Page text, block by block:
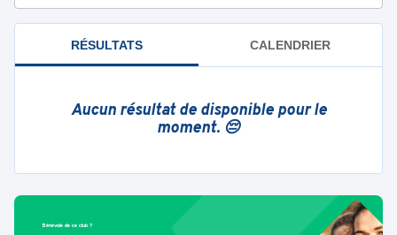
RÉSULTATS CALENDRIER
Aucun résultat de disponible pour le
moment. 😔
Bénévole de ce club ?